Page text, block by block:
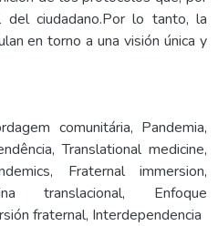
ciudadano.Por lo tanto, la
en torno a una visión única y
comunitária, Pandemia,
,Translational medicine,
, Fraternal immersion,
translacional, Enfoque
fraternal, Interdependencia